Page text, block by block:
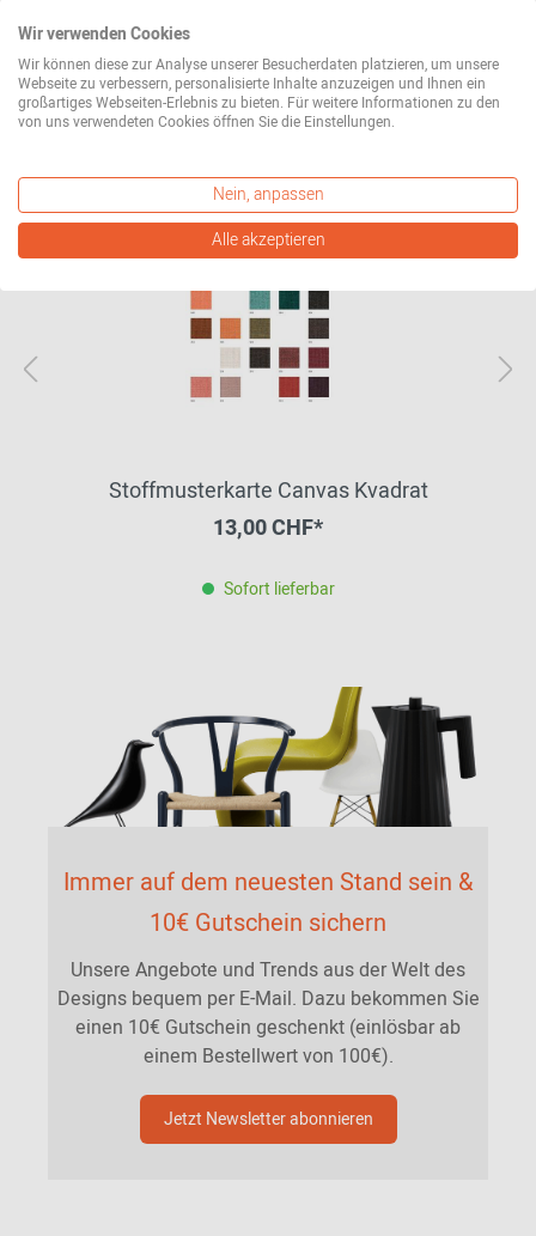
Zubehör
Stoffmusterkarte Canvas Kvadrat
13,00 CHF*
Sofort lieferbar
Immer auf dem neuesten Stand sein &
10€ Gutschein sichern
Unsere Angebote und Trends aus der Welt des
Designs bequem per E-Mail. Dazu bekommen Sie
einen 10€ Gutschein geschenkt (einlösbar ab
einem Bestellwert von 100€).
Jetzt Newsletter abonnieren
Wir verwenden Cookies
Wir können diese zur Analyse unserer Besucherdaten platzieren, um unsere
Webseite zu verbessern, personalisierte Inhalte anzuzeigen und Ihnen ein
großartiges Webseiten-Erlebnis zu bieten. Für weitere Informationen zu den
von uns verwendeten Cookies öffnen Sie die Einstellungen.
Nein, anpassen
Alle akzeptieren